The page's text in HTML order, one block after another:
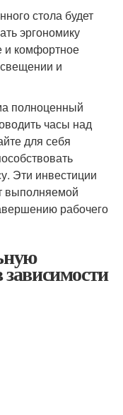
стола будет
эргономику
и комфортное
и
полноценный
часы над
для себя
Эти инвестиции
выполняемой
рабочего